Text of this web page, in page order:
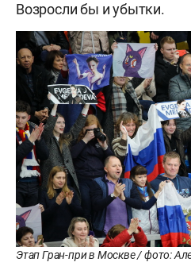
Возросли бы и убытки.
Этап Гран-при в Москве / фото: